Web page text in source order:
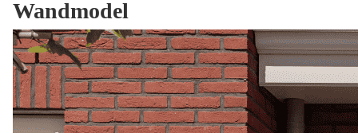
Wandmodel